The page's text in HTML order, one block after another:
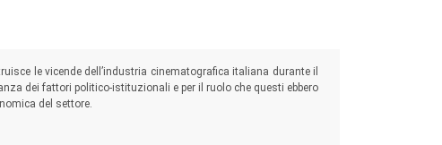
le vicende dell’industria cinematografica italiana durante il
dei fattori politico-istituzionali e per il ruolo che questi ebbero
del settore.